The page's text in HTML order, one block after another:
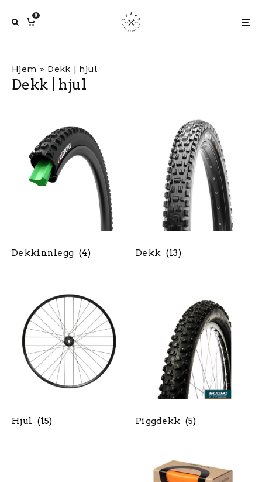
0
Hjem » Dekk | hjul
Dekk | hjul
Dekkinnlegg (4) Dekk (13)
Hjul (15) Piggdekk (5)